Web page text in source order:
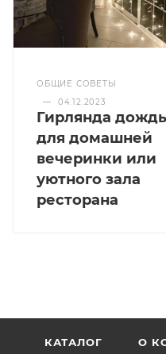
ОБЩИЕ СОВЕТЫ
—
04.12.2023
Гирлянда дождь
для домашней
вечеринки или
уютного зала
ресторана
КАТАЛОГ О